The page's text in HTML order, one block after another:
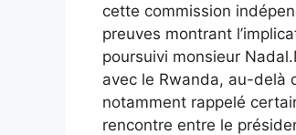
cette commission
preuves montrant
poursuivi monsieur
avec le Rwanda, au-delà
notamment rappelé
rencontre entre le